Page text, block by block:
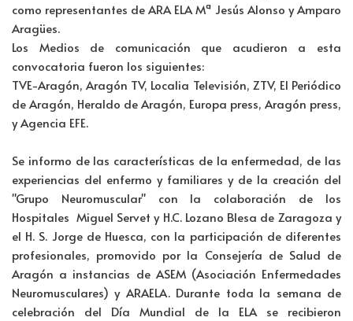
como representantes de ARA ELA Mª Jesús Alonso y Amparo
Aragües.
Los Medios de comunicación que acudieron a esta
convocatoria fueron los siguientes:
TVE-Aragón, Aragón TV, Localia Televisión, ZTV, El Periódico
de Aragón, Heraldo de Aragón, Europa press, Aragón press,
y Agencia EFE.
Se informo de las características de la enfermedad, de las
experiencias del enfermo y familiares y de la creación del
"Grupo Neuromuscular" con la colaboración de los
Hospitales Miguel Servet y H.C. Lozano Blesa de Zaragoza y
el H. S. Jorge de Huesca, con la participación de diferentes
profesionales, promovido por la Consejería de Salud de
Aragón a instancias de ASEM (Asociación Enfermedades
Neuromusculares) y ARAELA. Durante toda la semana de
celebración del Día Mundial de la ELA se recibieron